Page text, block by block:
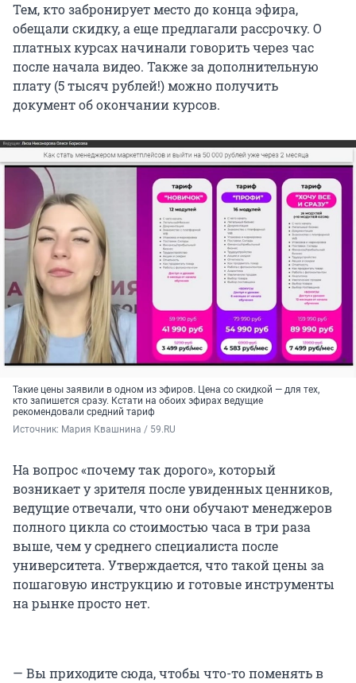
Тем, кто забронирует место до конца эфира,
обещали скидку, а еще предлагали рассрочку. О
платных курсах начинали говорить через час
после начала видео. Также за дополнительную
плату (5 тысяч рублей!) можно получить
документ об окончании курсов.
Такие цены заявили в одном из эфиров. Цена со скидкой — для тех,
кто запишется сразу. Кстати на обоих эфирах ведущие
рекомендовали средний тариф
Источник: Мария Квашнина / 59.RU
На вопрос «почему так дорого», который
возникает у зрителя после увиденных ценников,
ведущие отвечали, что они обучают менеджеров
полного цикла со стоимостью часа в три раза
выше, чем у среднего специалиста после
университета. Утверждается, что такой цены за
пошаговую инструкцию и готовые инструменты
на рынке просто нет.
— Вы приходите сюда, чтобы что-то поменять в